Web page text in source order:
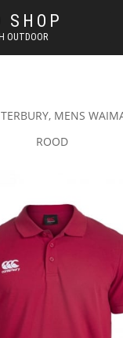
SHOP
OUTDOOR
MENS
ROOD